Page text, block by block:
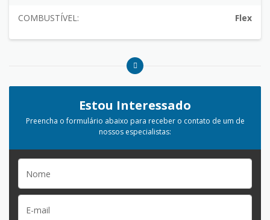
COMBUSTÍVEL: Flex
Estou Interessado
Preencha o formulário abaixo para receber o contato de um de
nossos especialistas: